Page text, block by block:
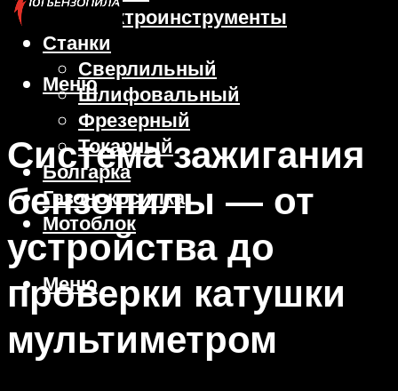
Электроинструменты
Станки
Сверлильный
Шлифовальный
Фрезерный
Токарный
Болгарка
Газонокосилка
Мотоблок
Меню
Меню
Система зажигания
бензопилы — от
устройства до
проверки катушки
мультиметром